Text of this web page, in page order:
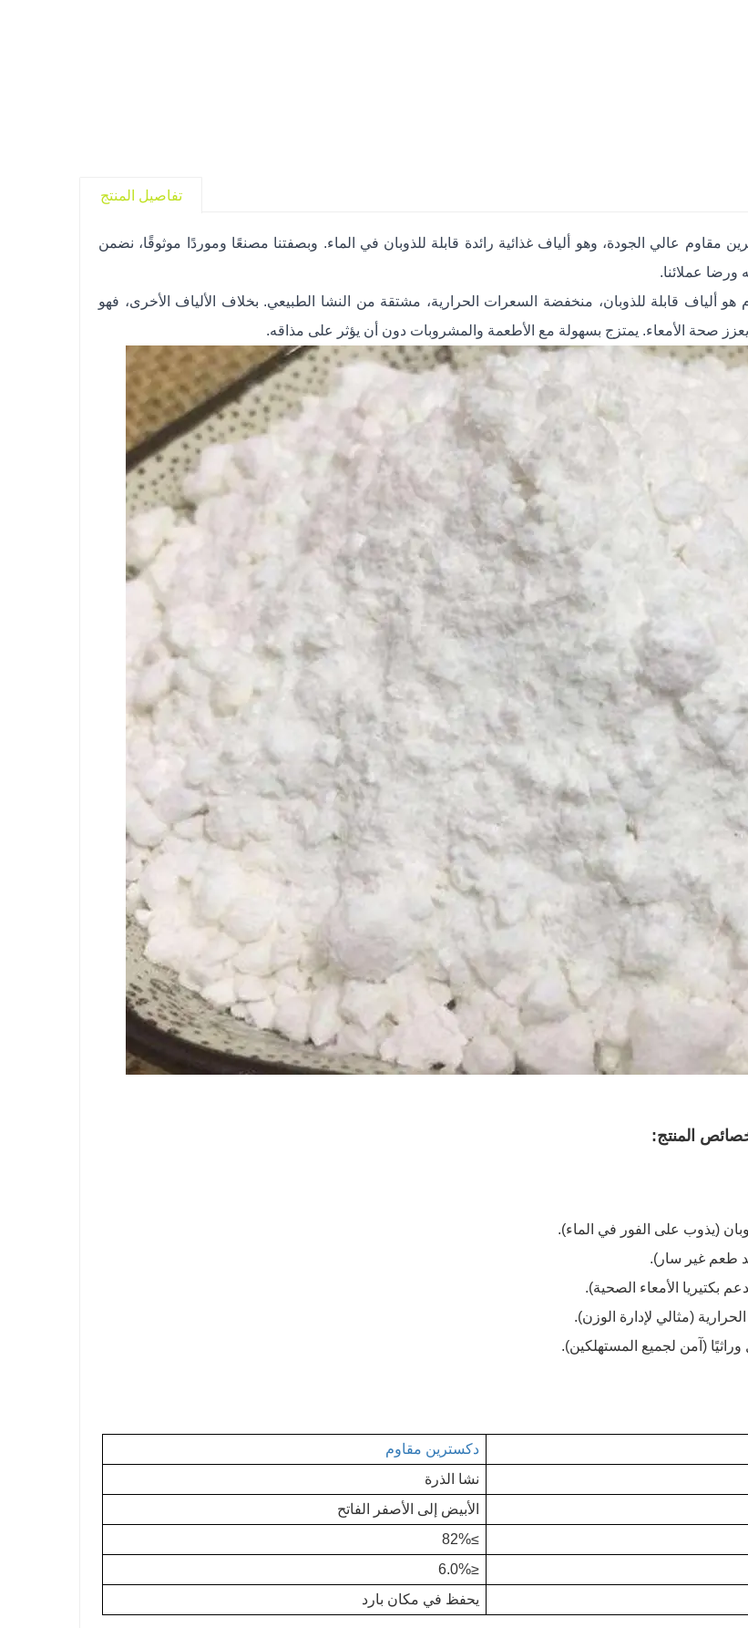
تفاصيل المنتج
مقاوم عالي الجودة، وهو ألياف غذائية رائدة قابلة للذوبان في الماء. وبصفتنا مصنعًا وموردًا موثوقًا، نضمن
ورضا عملائنا.
هو ألياف قابلة للذوبان، منخفضة السعرات الحرارية، مشتقة من النشا الطبيعي. بخلاف الألياف الأخرى، فهو
صحة الأمعاء. يمتزج بسهولة مع الأطعمة والمشروبات دون أن يؤثر على مذاقه.
المنتج:
(يذوب على الفور في الماء).
طعم غير سار).
بكتيريا الأمعاء الصحية).
(مثالي لإدارة الوزن).
(آمن لجميع المستهلكين).
دكسترين مقاوم
نشا الذرة
الأبيض إلى الأصفر الفاتح
≥82%
≤6.0%
يحفظ في مكان بارد